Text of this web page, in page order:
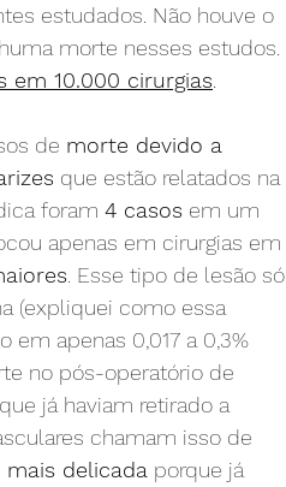
estudados. Não houve o
morte nesses estudos.
em 10.000 cirurgias
de morte devido a
que estão relatados na
foram 4 casos em um
apenas em cirurgias em
. Esse tipo de lesão só
(expliquei como essa
em apenas 0,017 a 0,3%
no pós-operatório de
já haviam retirado a
chamam isso de
mais delicada porque já